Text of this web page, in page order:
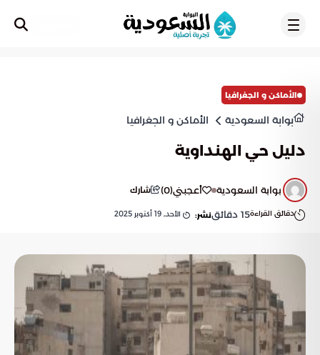
الأماكن و الجغرافيا
بوابة السعودية الأماكن و الجغرافيا
دليل حي الهنداوية
بوابة السعودية أعجبني(
0
) شارك
دقائق القراءة15 دقائقنشر: الأحد, 19 أكتوبر 2025